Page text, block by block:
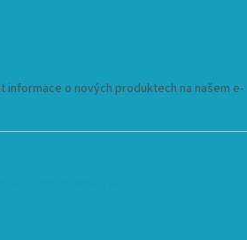
informace o nových produktech na našem e-